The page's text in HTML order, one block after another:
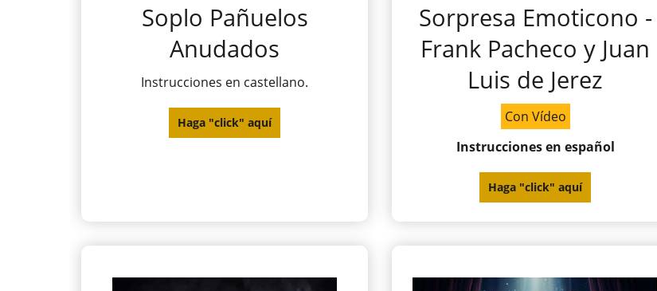
Soplo Pañuelos
Anudados
Instrucciones en castellano.
Haga "click" aquí
Sorpresa Emoticono -
Frank Pacheco y Juan
Luis de Jerez
Con Vídeo
Instrucciones en español
Haga "click" aquí